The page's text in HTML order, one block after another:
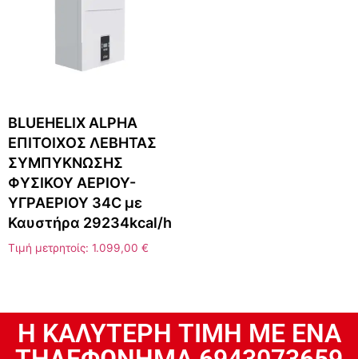
BLUEHELIX ALPHA
ΕΠΙΤΟΙΧΟΣ ΛΕΒΗΤΑΣ
ΣΥΜΠΥΚΝΩΣΗΣ
ΦΥΣΙΚΟΥ ΑΕΡΙΟΥ-
ΥΓΡΑΕΡΙΟΥ 34C με
Καυστήρα 29234kcal/h
Τιμή μετρητοίς: 1.099,00 €
H ΚΑΛΥΤΕΡΗ ΤΙΜΗ ΜΕ ΕΝΑ